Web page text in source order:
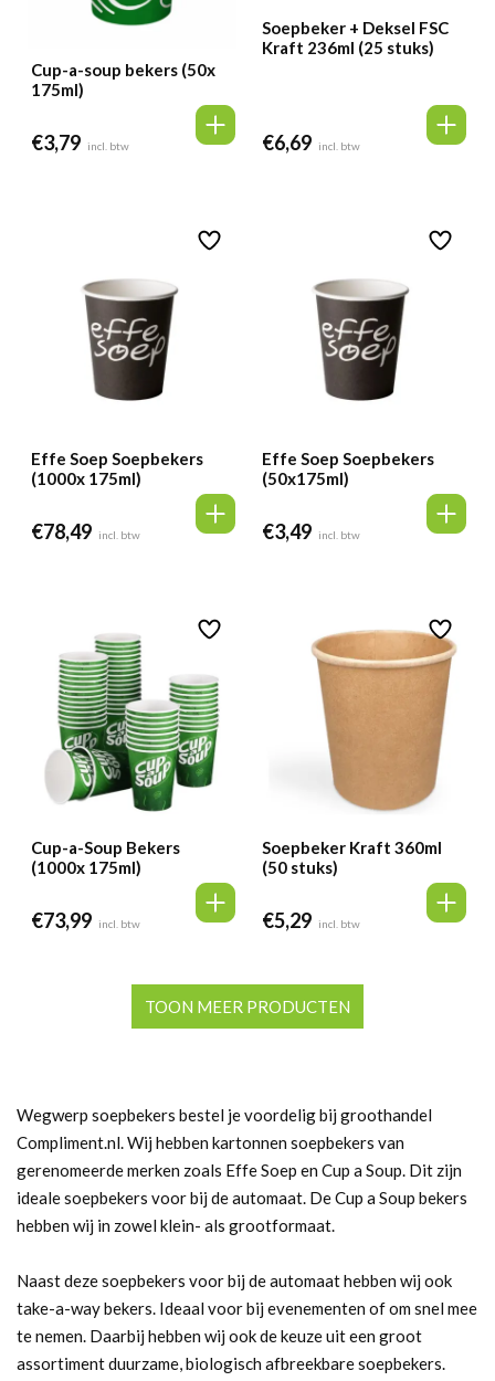
Cup-a-soup bekers (50x
175ml)
€3,79 incl. btw
Soepbeker + Deksel FSC
Kraft 236ml (25 stuks)
€6,69 incl. btw
Effe Soep Soepbekers
(1000x 175ml)
€78,49 incl. btw
Effe Soep Soepbekers
(50x175ml)
€3,49 incl. btw
Cup-a-Soup Bekers
(1000x 175ml)
€73,99 incl. btw
Soepbeker Kraft 360ml
(50 stuks)
€5,29 incl. btw
TOON MEER PRODUCTEN
Wegwerp soepbekers bestel je voordelig bij groothandel
Compliment.nl. Wij hebben kartonnen soepbekers van
gerenomeerde merken zoals Effe Soep en Cup a Soup. Dit zijn
ideale soepbekers voor bij de automaat. De Cup a Soup bekers
hebben wij in zowel klein- als grootformaat.
Naast deze soepbekers voor bij de automaat hebben wij ook
take-a-way bekers. Ideaal voor bij evenementen of om snel mee
te nemen. Daarbij hebben wij ook de keuze uit een groot
assortiment duurzame, biologisch afbreekbare soepbekers.